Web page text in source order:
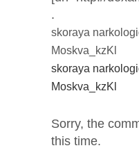
.
skoraya
Moskva_kzKl
skoraya
Moskva_kzKl
Sorry, the
this time.